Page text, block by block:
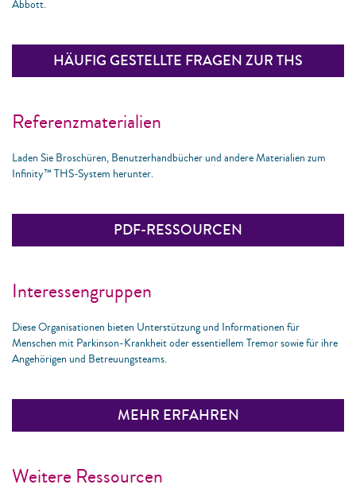
Abbott.
HÄUFIG GESTELLTE FRAGEN ZUR THS
Referenzmaterialien
Laden Sie Broschüren, Benutzerhandbücher und andere Materialien zum
Infinity™ THS-System herunter.
PDF-RESSOURCEN
Interessengruppen
Diese Organisationen bieten Unterstützung und Informationen für
Menschen mit Parkinson-Krankheit oder essentiellem Tremor sowie für ihre
Angehörigen und Betreuungsteams.
MEHR ERFAHREN
Weitere Ressourcen